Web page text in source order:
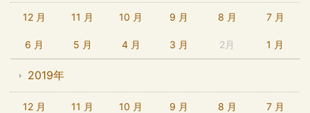
12 月 11 月 10 月 9 月 8 月 7 月
6 月 5 月 4 月 3 月 2月 1 月
2019年
12 月 11 月 10 月 9 月 8 月 7 月